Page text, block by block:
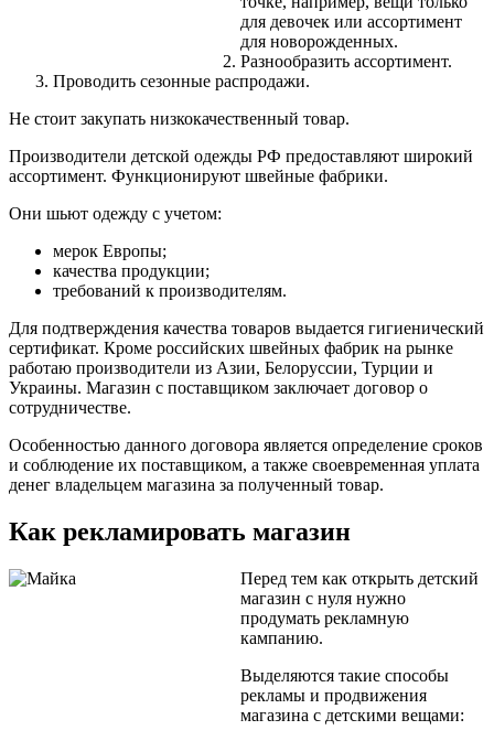
для девочек или ассортимент
для новорожденных.
Разнообразить ассортимент.
Проводить сезонные распродажи.
Не стоит закупать низкокачественный товар.
Производители детской одежды РФ предоставляют широкий
ассортимент. Функционируют швейные фабрики.
Они шьют одежду с учетом:
мерок Европы;
качества продукции;
требований к производителям.
Для подтверждения качества товаров выдается гигиенический
сертификат. Кроме российских швейных фабрик на рынке
работаю производители из Азии, Белоруссии, Турции и
Украины. Магазин с поставщиком заключает договор о
сотрудничестве.
Особенностью данного договора является определение сроков
и соблюдение их поставщиком, а также своевременная уплата
денег владельцем магазина за полученный товар.
Как рекламировать магазин
Перед тем как открыть детский
магазин с нуля нужно
продумать рекламную
кампанию.
Выделяются такие способы
рекламы и продвижения
магазина с детскими вещами: